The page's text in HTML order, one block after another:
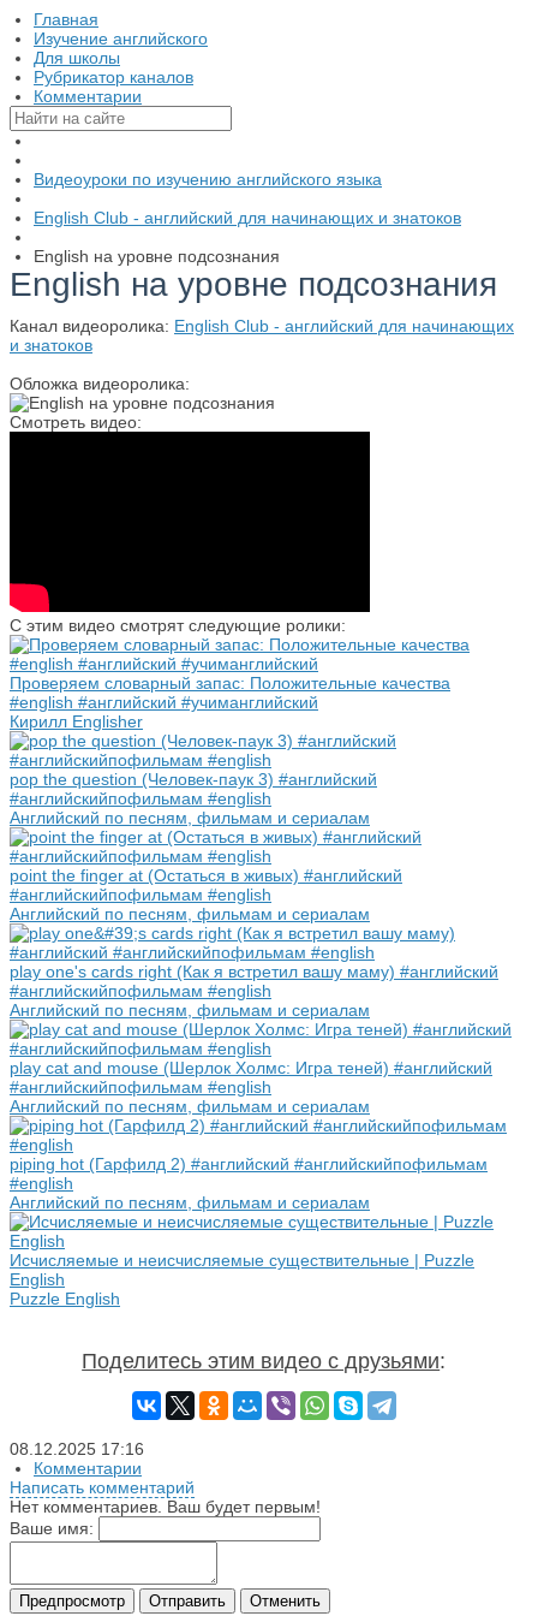
Главная
Изучение английского
Для школы
Рубрикатор каналов
Комментарии
Видеоуроки по изучению английского языка
English Club - английский для начинающих и знатоков
English на уровне подсознания
English на уровне подсознания
Канал видеоролика: English Club - английский для начинающих
и знатоков
Обложка видеоролика:
Смотреть видео:
С этим видео смотрят следующие ролики:
Проверяем словарный запас: Положительные качества
#english #английский #учиманглийский
Кирилл Englisher
pop the question (Человек-паук 3) #английский
#английскийпофильмам #english
Английский по песням, фильмам и сериалам
point the finger at (Остаться в живых) #английский
#английскийпофильмам #english
Английский по песням, фильмам и сериалам
play one's cards right (Как я встретил вашу маму) #английский
#английскийпофильмам #english
Английский по песням, фильмам и сериалам
play cat and mouse (Шерлок Холмс: Игра теней) #английский
#английскийпофильмам #english
Английский по песням, фильмам и сериалам
piping hot (Гарфилд 2) #английский #английскийпофильмам
#english
Английский по песням, фильмам и сериалам
Исчисляемые и неисчисляемые существительные | Puzzle
English
Puzzle English
Поделитесь этим видео с друзьями:
08.12.2025 17:16
Комментарии
Написать комментарий
Нет комментариев. Ваш будет первым!
Ваше имя:
Предпросмотр Отправить Отменить